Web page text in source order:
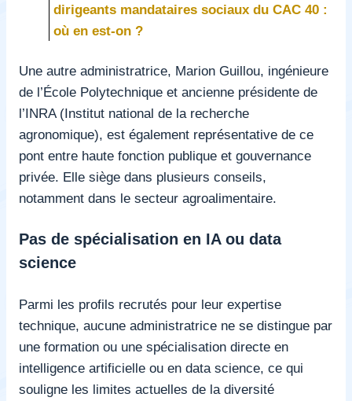
dirigeants mandataires sociaux du CAC 40 :
où en est-on ?
Une autre administratrice, Marion Guillou, ingénieure
de l’École Polytechnique et ancienne présidente de
l’INRA (Institut national de la recherche
agronomique), est également représentative de ce
pont entre haute fonction publique et gouvernance
privée. Elle siège dans plusieurs conseils,
notamment dans le secteur agroalimentaire.
Pas de spécialisation en IA ou data
science
Parmi les profils recrutés pour leur expertise
technique, aucune administratrice ne se distingue par
une formation ou une spécialisation directe en
intelligence artificielle ou en data science, ce qui
souligne les limites actuelles de la diversité